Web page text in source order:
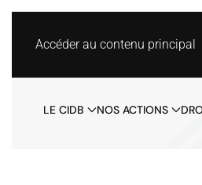
Accéder au contenu principal
LE CIDB NOS ACTIONS